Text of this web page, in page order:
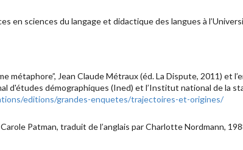
en sciences du langage et didactique des langues à
métaphore”, Jean Claude Métraux (éd. La Dispute, 2011) et
d'études démographiques (Ined) et l’Institut national de la
editions/grandes-enquetes/trajectoires-et-origines/
Patman, traduit de l’anglais par Charlotte Nordmann,